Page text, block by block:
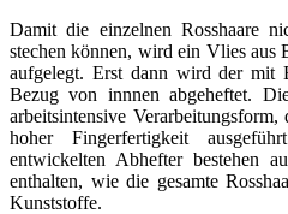
Damit die einzelnen Rosshaare
stechen können, wird ein Vlies
aufgelegt. Erst dann wird der mit
Bezug von innnen abgeheftet.
arbeitsintensive
hoher Fingerfertigkeit
entwickelten Abhefter bestehen
enthalten, wie die gesamte
Kunststoffe.